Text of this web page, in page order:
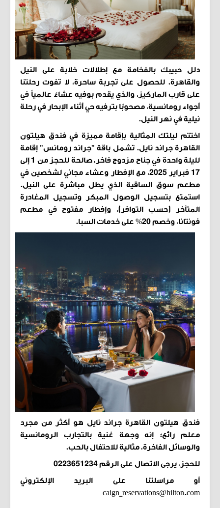
دلل حبيبك بالفخامة مع إطلالات خلابة على النيل
والقاهرة. للحصول على تجربة ساحرة، لا تفوت رحلتنا
على قارب الماركيز، والذي يقدم بوفيه عشاءً عالمياً في
أجواء رومانسية، مصحوبًا بترفيه حي أثناء الإبحار في رحلة
نيلية في نهر النيل.
اختتم ليلتك المثالية بإقامة مميزة في فندق هيلتون
القاهرة جراند نايل. تشمل باقة "جراند رومانس" إقامة
لليلة واحدة في جناح مزدوج فاخر، صالحة للحجز من 1 إلى
17 فبراير 2025، مع الإفطار وعشاء مجاني لشخصين في
مطعم سوق الساقية الذي يطل مباشرة على النيل.
استمتع بتسجيل الوصول المبكر وتسجيل المغادرة
المتأخر (حسب التوافر)، وإفطار مفتوح في مطعم
فونتانا، وخصم 20% على خدمات السبا.
فندق هيلتون القاهرة جراند نايل هو أكثر من مجرد
معلم رائع؛ إنه وجهة غنية بالتجارب الرومانسية
والوسائل الفاخرة، مثالية للاحتفال بالحب.
للحجز، يرجى الاتصال على الرقم 0223651234
أو مراسلتنا على البريد الإلكتروني
caign_reservations@hilton.com